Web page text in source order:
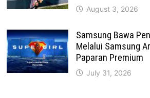
August 3, 2026
Samsung Bawa
Melalui Samsung
Paparan Premium
July 31, 2026